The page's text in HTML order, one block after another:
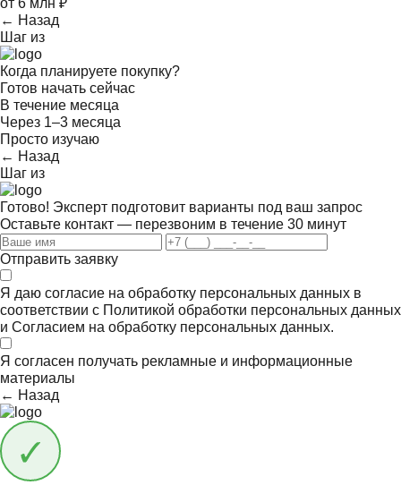
от 6 млн ₽
← Назад
Шаг из
Когда планируете покупку?
Готов начать сейчас
В течение месяца
Через 1–3 месяца
Просто изучаю
← Назад
Шаг из
Готово! Эксперт подготовит варианты под ваш запрос
Оставьте контакт — перезвоним в течение 30 минут
Отправить заявку
Я даю согласие на обработку персональных данных в
соответствии с Политикой обработки персональных данных
и Согласием на обработку персональных данных.
Я согласен получать рекламные и информационные
материалы
← Назад